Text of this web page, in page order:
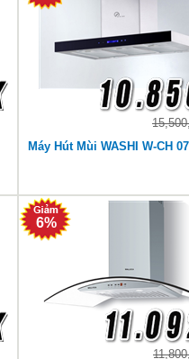
Máy Hút Mùi WASHI W-CH
6%